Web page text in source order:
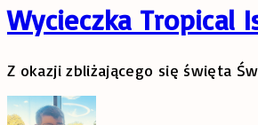
Wycieczka Tropical
Z okazji zbliżającego się święta